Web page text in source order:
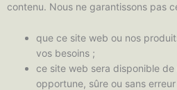
contenu. Nous ne garantissons pas
que ce site web ou nos
vos besoins ;
ce site web sera disponible
opportune, sûre ou sans erreur